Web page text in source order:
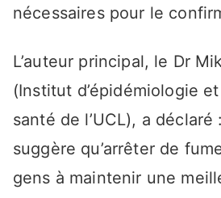
nécessaires pour le
L’auteur principal, le Dr
(Institut d’épidémiologie
santé de l’UCL), a
suggère qu’arrêter de
gens à maintenir une